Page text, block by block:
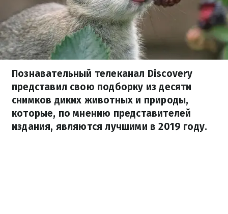
Познавательный телеканал Discovery
представил свою подборку из десяти
снимков диких животных и природы,
которые, по мнению представителей
издания, являются лучшими в 2019 году.